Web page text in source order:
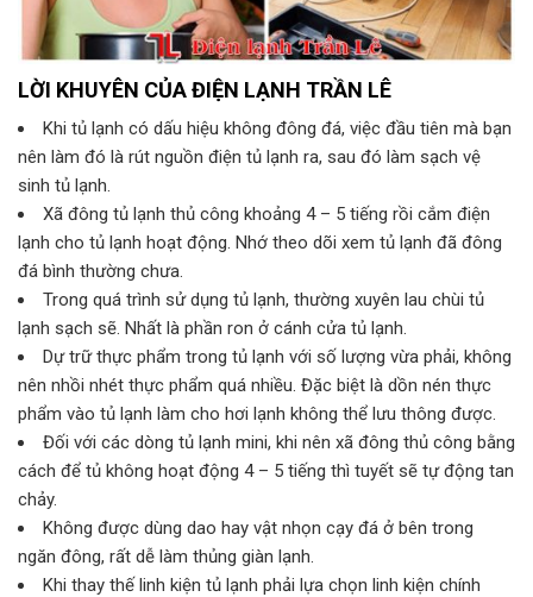
LỜI KHUYÊN CỦA ĐIỆN LẠNH TRẦN LÊ
Khi tủ lạnh có dấu hiệu không đông đá, việc đầu tiên mà bạn
nên làm đó là rút nguồn điện tủ lạnh ra, sau đó làm sạch vệ
sinh tủ lạnh.
Xã đông tủ lạnh thủ công khoảng 4 – 5 tiếng rồi cắm điện
lạnh cho tủ lạnh hoạt động. Nhớ theo dõi xem tủ lạnh đã đông
đá bình thường chưa.
Trong quá trình sử dụng tủ lạnh, thường xuyên lau chùi tủ
lạnh sạch sẽ. Nhất là phần ron ở cánh cửa tủ lạnh.
Dự trữ thực phẩm trong tủ lạnh với số lượng vừa phải, không
nên nhồi nhét thực phẩm quá nhiều. Đặc biệt là dồn nén thực
phẩm vào tủ lạnh làm cho hơi lạnh không thể lưu thông được.
Đối với các dòng tủ lạnh mini, khi nên xã đông thủ công bằng
cách để tủ không hoạt động 4 – 5 tiếng thì tuyết sẽ tự động tan
chảy.
Không được dùng dao hay vật nhọn cạy đá ở bên trong
ngăn đông, rất dễ làm thủng giàn lạnh.
Khi thay thế linh kiện tủ lạnh phải lựa chọn linh kiện chính